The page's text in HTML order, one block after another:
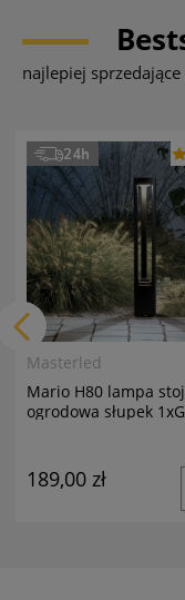
najlepiej
24h
Masterled
Mario H80 lampa
ogrodowa słupek
189,00 zł